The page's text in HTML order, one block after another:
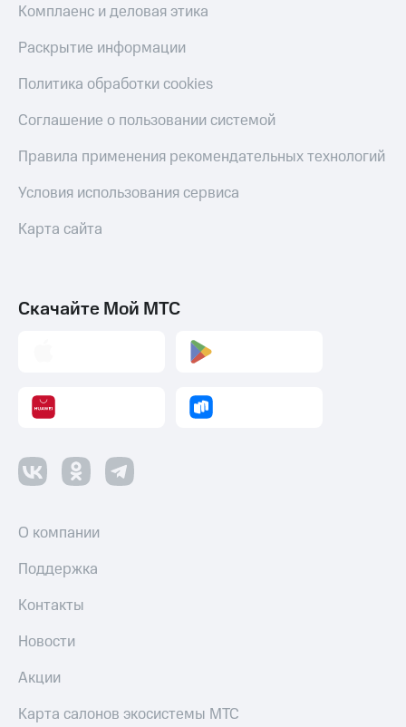
Комплаенс и деловая этика
Раскрытие информации
Политика обработки cookies
Соглашение о пользовании системой
Правила применения рекомендательных технологий
Условия использования сервиса
Карта сайта
Скачайте Мой МТС
О компании
Поддержка
Контакты
Новости
Акции
Карта салонов экосистемы МТС